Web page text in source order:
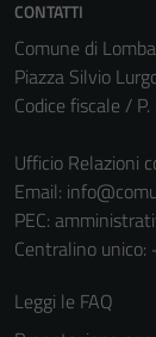
CONTATTI
Comune di
Piazza Silvio
Codice fiscale /
Ufficio Relazioni
Email:
PEC:
Centralino
Leggi le FAQ